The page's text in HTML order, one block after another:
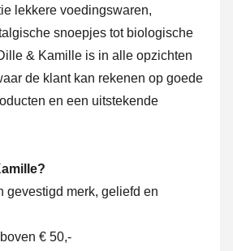
lekkere voedingswaren,
snoepjes tot biologische
& Kamille is in alle opzichten
de klant kan rekenen op goede
en een uitstekende
gevestigd merk, geliefd en
€ 50,-